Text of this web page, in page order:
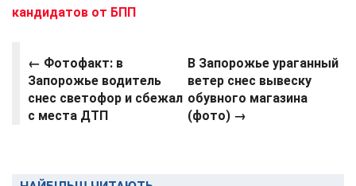
кандидатов от БПП
← Фотофакт: в
Запорожье водитель
снес светофор и сбежал
с места ДТП
В Запорожье ураганный
ветер снес вывеску
обувного магазина
(фото) →